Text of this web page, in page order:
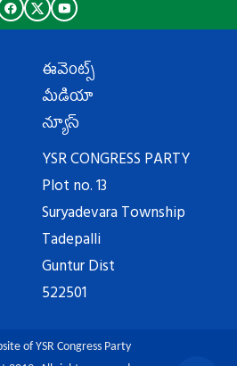
ఈవెంట్స్
మీడియా
న్యూస్
YSR CONGRESS PARTY
Plot no. 13
Suryadevara Township
Tadepalli
Guntur Dist
522501
of YSR Congress Party